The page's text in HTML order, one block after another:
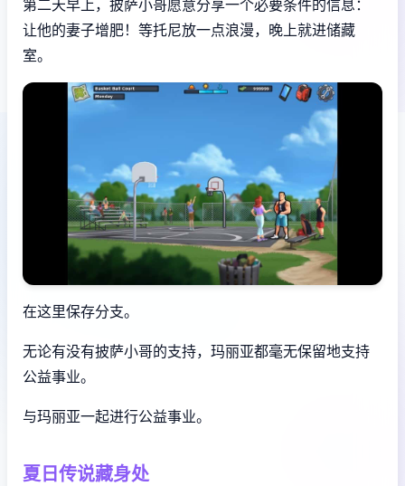
第二天早上，披萨小哥愿意分享一个必要条件的信息：
让他的妻子增肥！等托尼放一点浪漫，晚上就进储藏
室。
在这里保存分支。
无论有没有披萨小哥的支持，玛丽亚都毫无保留地支持
公益事业。
与玛丽亚一起进行公益事业。
夏日传说藏身处